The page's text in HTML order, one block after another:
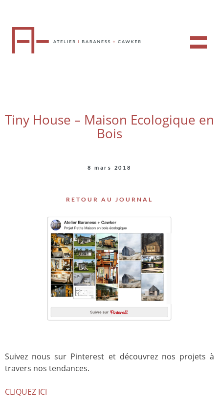
Tiny House – Maison Ecologique en
Bois
8 mars 2018
RETOUR AU JOURNAL
Suivez nous sur Pinterest et découvrez nos projets à
travers nos tendances.
CLIQUEZ ICI